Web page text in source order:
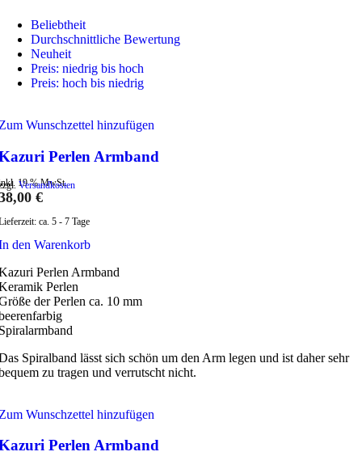
Beliebtheit
Durchschnittliche Bewertung
Neuheit
Preis: niedrig bis hoch
Preis: hoch bis niedrig
Wunschzettel hinzufügen
Perlen Armband
19 % MwSt.
Versandkosten
€
ca. 5 - 7 Tage
den Warenkorb
Perlen Armband
Perlen
der Perlen ca. 10 mm
Spiralband lässt sich schön um den Arm legen und ist daher sehr
zu tragen und verrutscht nicht.
Wunschzettel hinzufügen
Perlen Armband